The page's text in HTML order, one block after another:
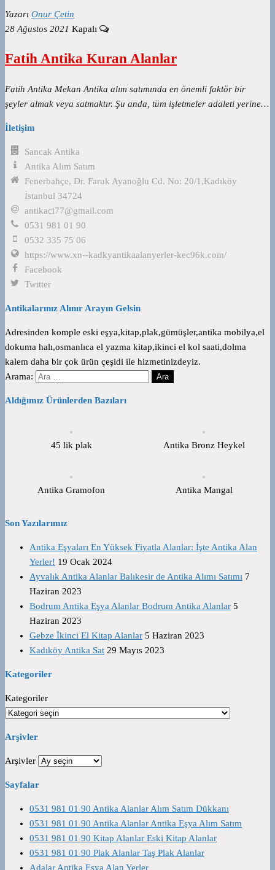
Yazarı Onur Çetin
28 Ağustos 2021 Kapalı
Fatih Antika Kuran Alanlar
Fatih Antika Mekan Antika alım satımında en önemli faktör bir
şeyler almak veya satmaktır. Şu anda, tüm işletmeler adaleti yerine…
İletişim
Sancak Antika
Antika Alım Satım
Fenerbahçe, Dr. Faruk Ayanoğlu Cd. No: 20/1,Kadıköy
İstanbul 34724
antikaci77@gmail.com
0531 981 01 90
0532 335 75 06
https://www.xn--kadkyantikaalanyerler-kec96k.com/
Facebook
Twitter
Antikalarınız Alınır Arayın Gelsin
Adresinden komple eski eşya,kitap,plak,gümüşler,antika mobilya,el
dokuma halı,osmanlıca el yazma kitap,ikinci el kol saati,dolma
kalem daha bir çok ürün çeşidi ile hizmetinizdeyiz.
Arama:
Aldığımız Ürünlerden Bazıları
45 lik plak Antika Bronz Heykel
Antika Gramofon Antika Mangal
Son Yazılarımız
Antika Eşyaları En Yüksek Fiyatla Alanlar: İşte Antika Alan
Yerler! 19 Ocak 2024
Ayvalık Antika Alanlar Balıkesir de Antika Alımı Satımı 7
Haziran 2023
Bodrum Antika Eşya Alanlar Bodrum Antika Alanlar 5
Haziran 2023
Gebze İkinci El Kitap Alanlar 5 Haziran 2023
Kadıköy Antika Sat 29 Mayıs 2023
Kategoriler
Kategoriler
Arşivler
Arşivler
Sayfalar
0531 981 01 90 Antika Alanlar Alım Satım Dükkanı
0531 981 01 90 Antika Alanlar Antika Eşya Alım Satım
0531 981 01 90 Kitap Alanlar Eski Kitap Alanlar
0531 981 01 90 Plak Alanlar Taş Plak Alanlar
Adalar Antika Eşya Alan Yerler